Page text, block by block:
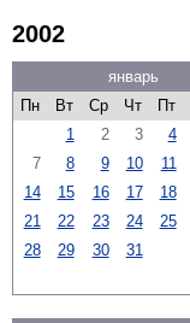
2002
январь
Пн
Вт Ср Чт Пт
1
2 3 4
7
8 9 10 11
14
15 16 17 18
21
22 23 24 25
28
29 30 31